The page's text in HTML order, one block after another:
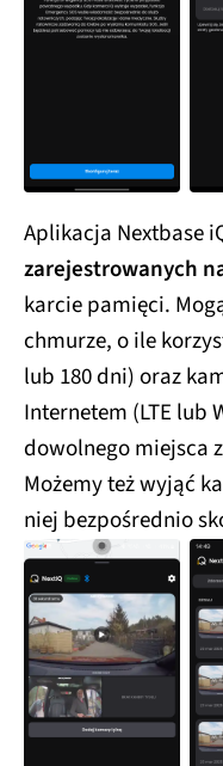
Aplikacja Nextbase
zarejestrowanych
karcie pamięci.
chmurze, o ile
lub 180 dni) oraz
Internetem (LTE lub
dowolnego miejsca
Możemy też wyjąć
niej bezpośrednio